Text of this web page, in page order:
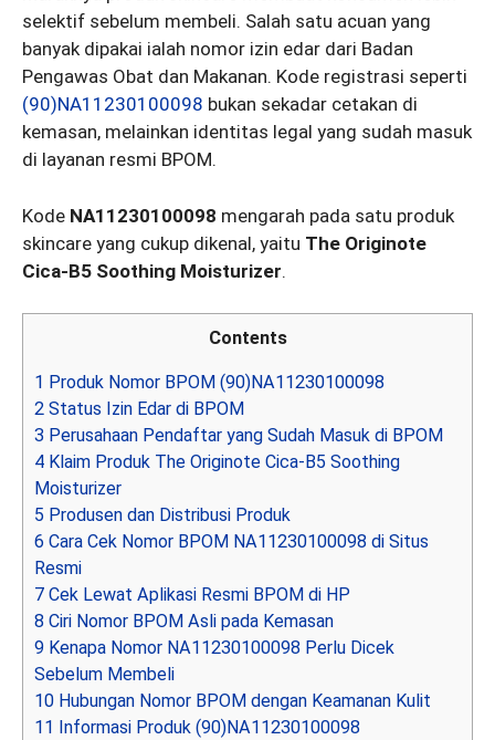
selektif sebelum membeli. Salah satu acuan yang
banyak dipakai ialah nomor izin edar dari Badan
Pengawas Obat dan Makanan. Kode registrasi seperti
(90)NA11230100098 bukan sekadar cetakan di
kemasan, melainkan identitas legal yang sudah masuk
di layanan resmi BPOM.
Kode NA11230100098 mengarah pada satu produk
skincare yang cukup dikenal, yaitu The Originote
Cica-B5 Soothing Moisturizer.
Contents
1 Produk Nomor BPOM (90)NA11230100098
2 Status Izin Edar di BPOM
3 Perusahaan Pendaftar yang Sudah Masuk di BPOM
4 Klaim Produk The Originote Cica-B5 Soothing
Moisturizer
5 Produsen dan Distribusi Produk
6 Cara Cek Nomor BPOM NA11230100098 di Situs
Resmi
7 Cek Lewat Aplikasi Resmi BPOM di HP
8 Ciri Nomor BPOM Asli pada Kemasan
9 Kenapa Nomor NA11230100098 Perlu Dicek
Sebelum Membeli
10 Hubungan Nomor BPOM dengan Keamanan Kulit
11 Informasi Produk (90)NA11230100098